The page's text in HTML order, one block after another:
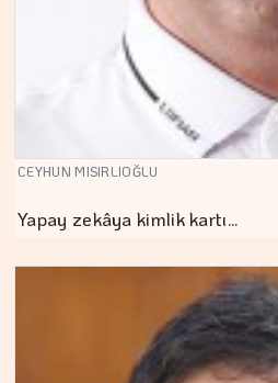
CEYHUN MISIRLIOĞLU
Yapay zekâya kimlik kartı…